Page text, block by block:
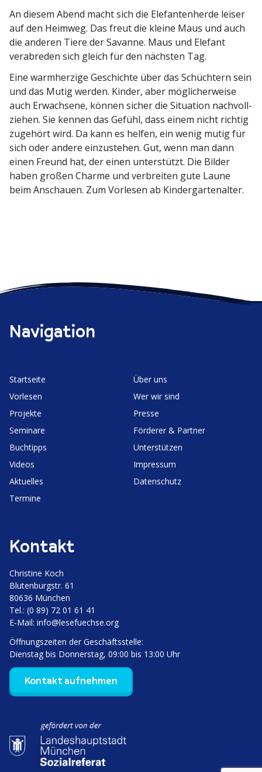
An diesem Abend macht sich die Elefan­ten­herde leiser
auf den Heimweg. Das freut die kleine Maus und auch
die anderen Tiere der Savanne. Maus und Elefant
verab­reden sich gleich für den nächsten Tag.
Eine warmherzige Geschichte über das Schüchtern sein
und das Mutig werden. Kinder, aber mögli­cher­weise
auch Erwachsene, können sicher die Situation nachvoll­
ziehen. Sie kennen das Gefühl, dass einem nicht richtig
zugehört wird. Da kann es helfen, ein wenig mutig für
sich oder andere einzu­stehen. Gut, wenn man dann
einen Freund hat, der einen unter­stützt. Die Bilder
haben großen Charme und verbreiten gute Laune
beim Anschauen. Zum Vorlesen ab Kindergartenalter.
Navigation
Start­seite
Vorlesen
Projekte
Seminare
Buchtipps
Videos
Aktuelles
Termine
Über uns
Wer wir sind
Presse
Förderer & Partner
Unter­stützen
Impressum
Daten­schutz
Kontakt
Christine Koch
Bluten­burgstr. 61
80636 München
Tel.: (0 89) 72 01 61 41
E‑Mail: info@lesefuechse.org
Öffnungs­zeiten der Geschäftsstelle:
Dienstag bis Donnerstag, 09:00 bis 13:00 Uhr
Kontakt aufnehmen